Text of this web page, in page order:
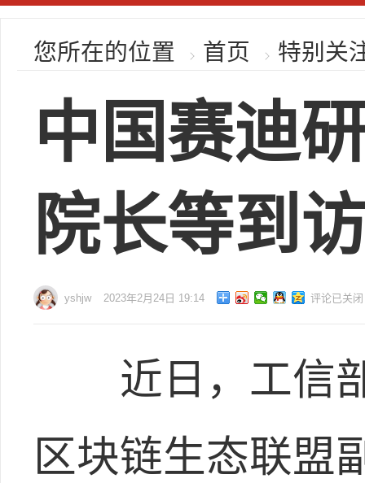
您所在的位置 首页 特别关
中国赛迪
院长等到
yshjw 2023年2月24日 19:14 评论已关闭
近日，工信部
区块链生态联盟